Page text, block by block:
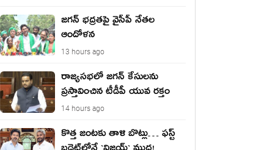
జ‌గ‌న్ భద్రతపై వైసీపీ నేతల
ఆందోళన
13 hours ago
రాజ్యసభలో జగన్ కేసులను
ప్రస్తావించిన టీడీపీ యువ రక్తం
14 hours ago
కొత్త జంట‌కు తాళి బొట్లు… ఫ‌స్ట్